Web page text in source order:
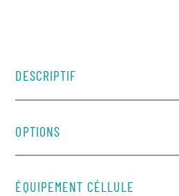
DESCRIPTIF
OPTIONS
ÉQUIPEMENT CÉLLULE